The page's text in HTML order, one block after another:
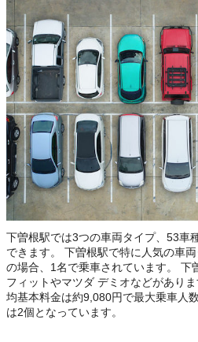
下曽根駅では3つの車両タイプ、53車
できます。 下曽根駅で特に人気の車
の場合、1名で乗車されています。 下
フィットやマツダ デミオなどがあり
均基本料金は約9,080円で最大乗車人
は2個となっています。